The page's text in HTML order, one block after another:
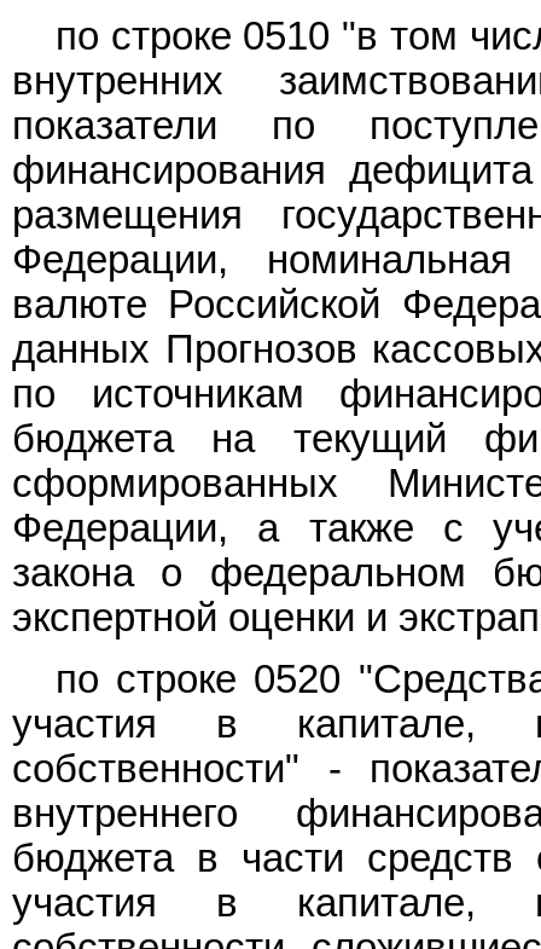
по строке 0510 "в том
внутренних
показатели по
финансирования
размещения
Федерации,
валюте Российской
данных Прогнозов
по источникам
бюджета на текущий
сформированных
Федерации, а также с
закона о федеральном
экспертной оценки и
по строке 0520
участия в капитале,
собственности" -
внутреннего
бюджета в части
участия в капитале,